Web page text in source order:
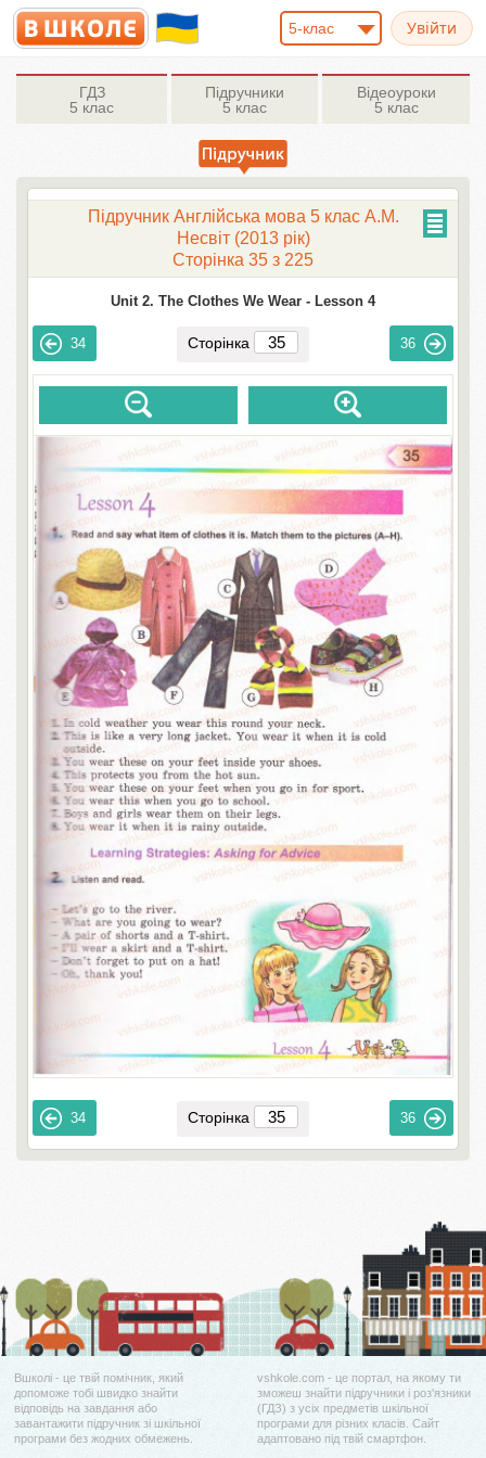
5-клас
ГДЗ
5 клас
Підручники
5 клас
Відеоуроки
5 клас
Підручник Англійська мова 5 клас А.М.
Несвіт (2013 рік)
Сторінка 35 з 225
Unit 2. The Clothes We Wear - Lesson 4
34 Сторінка 36
34 Сторінка 36
Вшколі - це твій помічник, який
допоможе тобі швидко знайти
відповідь на завдання або
завантажити підручник зі шкільної
програми без жодних обмежень.
vshkole.com - це портал, на якому ти
зможеш знайти підручники і роз'язники
(ГДЗ) з усіх предметів шкільної
програми для різних класів. Сайт
адаптовано під твій смартфон.